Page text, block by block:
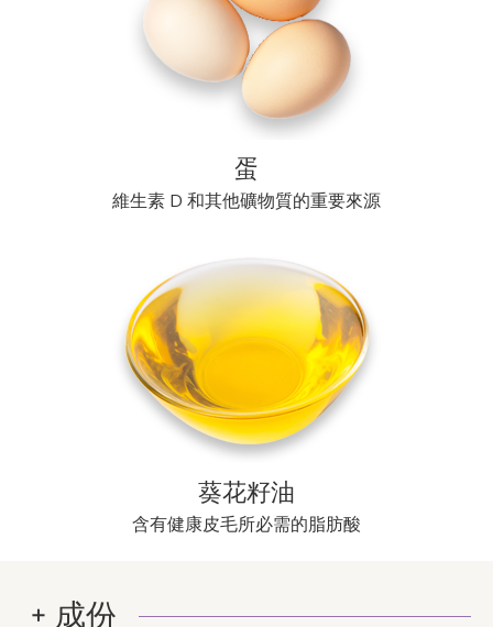
蛋
維生素 D 和其他礦物質的重要來源
葵花籽油
含有健康皮毛所必需的脂肪酸
成份